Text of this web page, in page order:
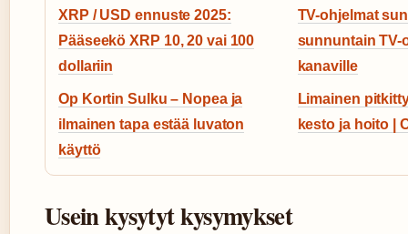
XRP / USD ennuste 2025:
Pääseekö XRP 10, 20 vai 100
dollariin
TV-ohjelmat
sunnuntain TV-
kanaville
Op Kortin Sulku – Nopea ja
ilmainen tapa estää luvaton
käyttö
Limainen
kesto ja hoito |
Usein kysytyt kysymykset